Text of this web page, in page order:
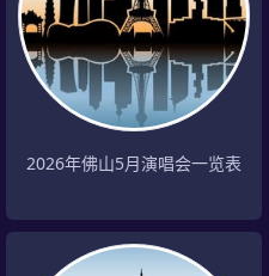
2026年佛山5月演唱会一览表